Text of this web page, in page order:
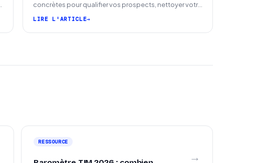
concrètes pour qualifier vos prospects, nettoyer votre
LIRE L'ARTICLE
RESSOURCE
→